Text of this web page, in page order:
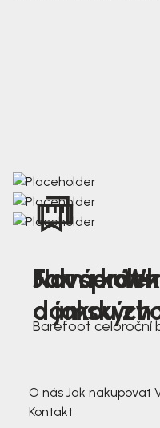
Nová
dámských
Jak
a jakou
Farmer
Barefoot celoroční
O nás Jak nakupovat
Kontakt